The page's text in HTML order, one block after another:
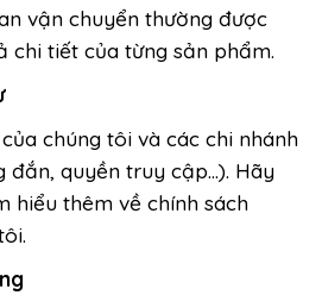
vận chuyển thường được
chi tiết của từng sản phẩm.
chúng tôi và các chi nhánh
quyền truy cập...). Hãy
hiểu thêm về chính sách